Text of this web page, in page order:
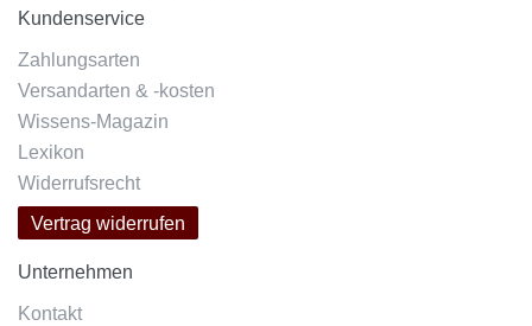
Kundenservice
Zahlungsarten
Versandarten & -kosten
Wissens-Magazin
Lexikon
Widerrufsrecht
Vertrag widerrufen
Unternehmen
Kontakt